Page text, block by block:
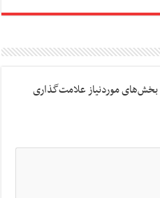
بخش‌های موردنیاز علامت‌گذاری